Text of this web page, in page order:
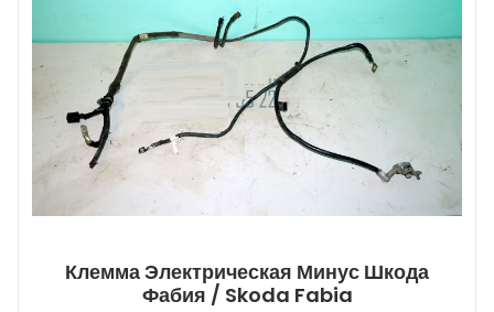
Клемма Электрическая Минус Шкода
Фабия / Skoda Fabia